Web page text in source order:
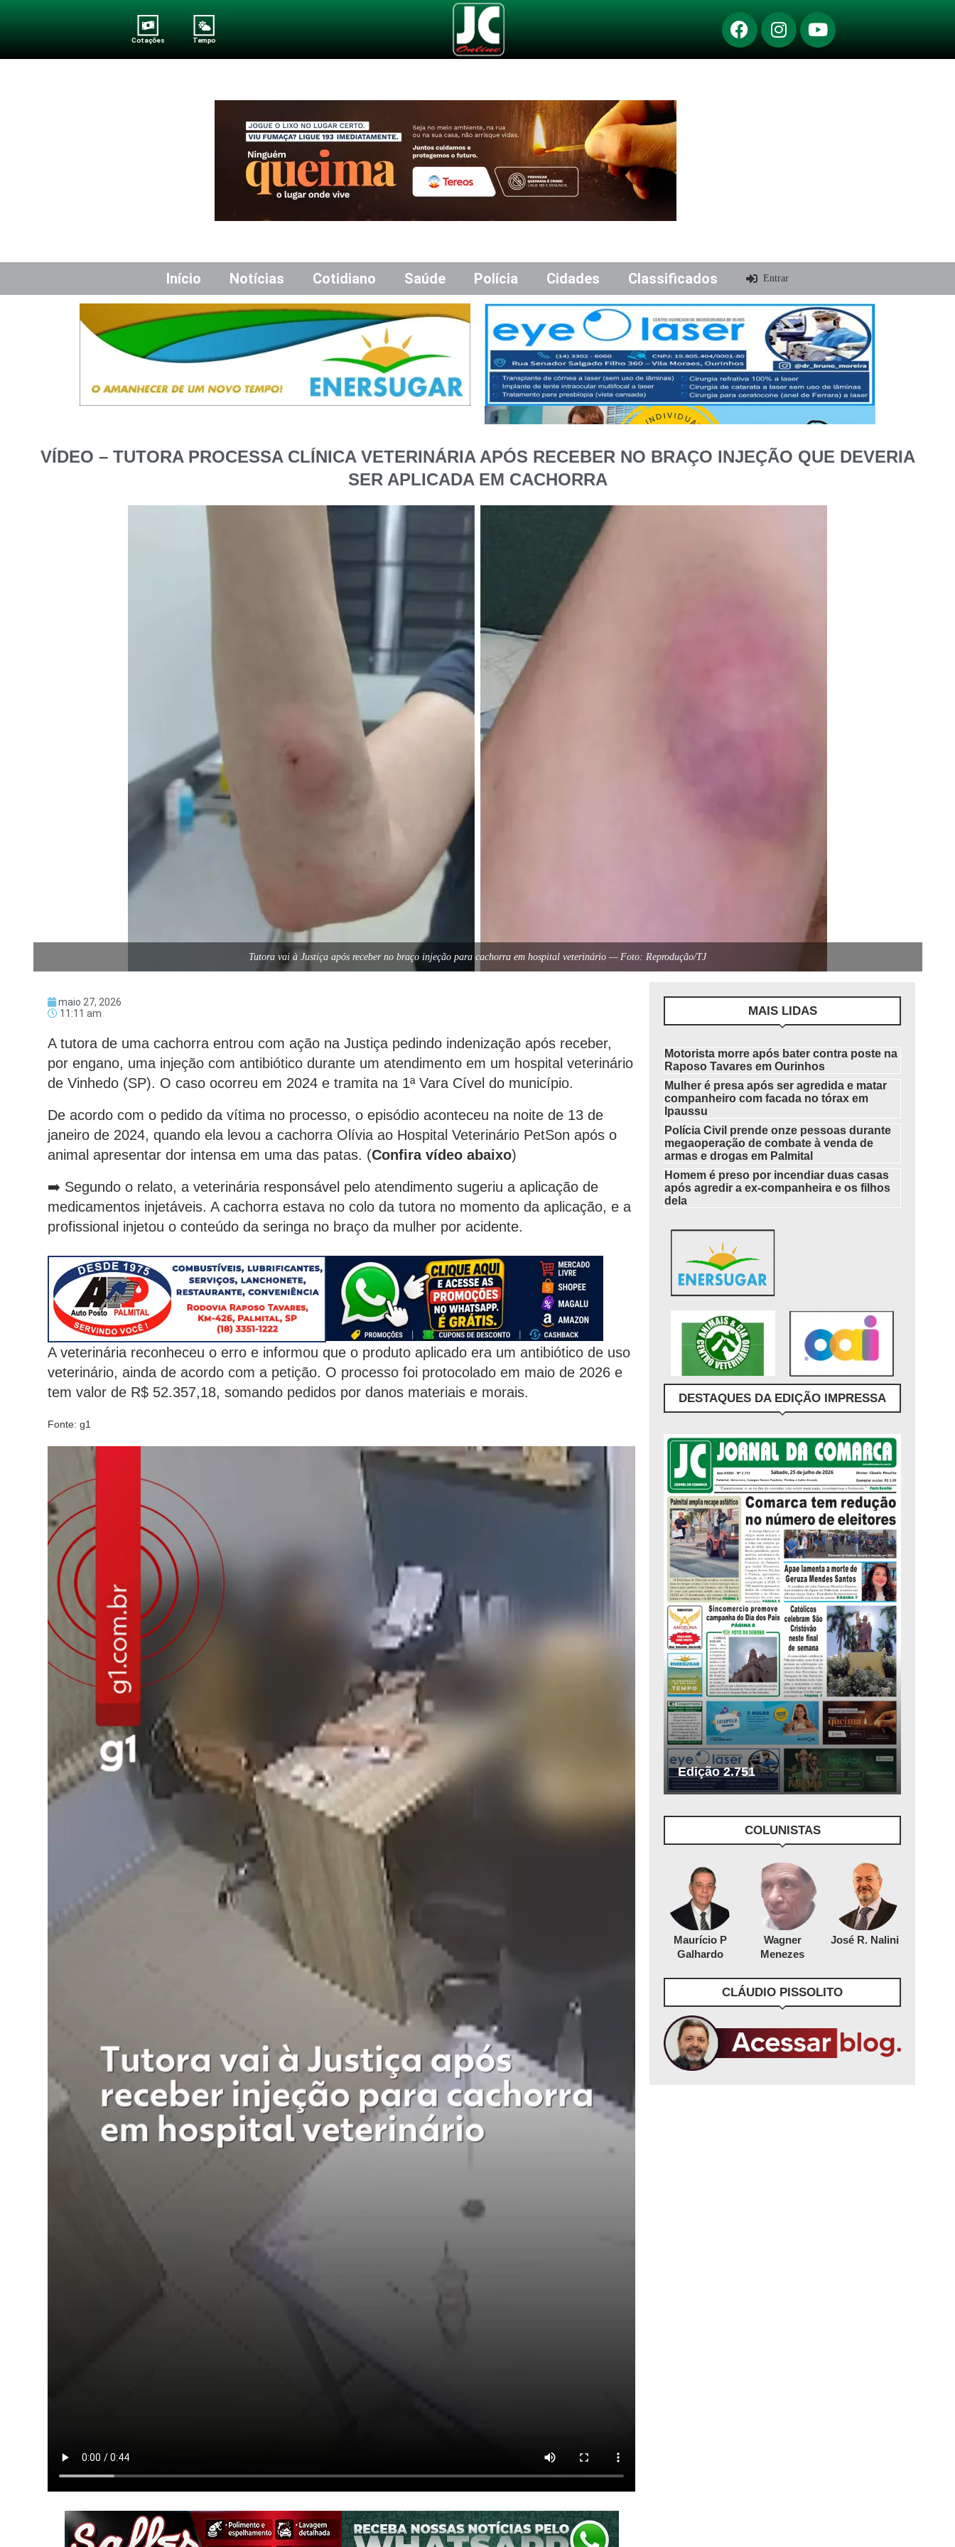
Cotações Tempo
Início Notícias Cotidiano Saúde Polícia Cidades Classificados Entrar
VÍDEO – TUTORA PROCESSA CLÍNICA VETERINÁRIA APÓS RECEBER NO BRAÇO INJEÇÃO QUE DEVERIA
SER APLICADA EM CACHORRA
Tutora vai à Justiça após receber no braço injeção para cachorra em hospital veterinário — Foto: Reprodução/TJ
maio 27, 2026
11:11 am
A tutora de uma cachorra entrou com ação na Justiça pedindo indenização após receber,
por engano, uma injeção com antibiótico durante um atendimento em um hospital veterinário
de Vinhedo (SP). O caso ocorreu em 2024 e tramita na 1ª Vara Cível do município.
De acordo com o pedido da vítima no processo, o episódio aconteceu na noite de 13 de
janeiro de 2024, quando ela levou a cachorra Olívia ao Hospital Veterinário PetSon após o
animal apresentar dor intensa em uma das patas. (Confira vídeo abaixo)
➡️ Segundo o relato, a veterinária responsável pelo atendimento sugeriu a aplicação de
medicamentos injetáveis. A cachorra estava no colo da tutora no momento da aplicação, e a
profissional injetou o conteúdo da seringa no braço da mulher por acidente.
A veterinária reconheceu o erro e informou que o produto aplicado era um antibiótico de uso
veterinário, ainda de acordo com a petição. O processo foi protocolado em maio de 2026 e
tem valor de R$ 52.357,18, somando pedidos por danos materiais e morais.
Fonte: g1
MAIS LIDAS
Motorista morre após bater contra poste na
Raposo Tavares em Ourinhos
Mulher é presa após ser agredida e matar
companheiro com facada no tórax em
Ipaussu
Polícia Civil prende onze pessoas durante
megaoperação de combate à venda de
armas e drogas em Palmital
Homem é preso por incendiar duas casas
após agredir a ex-companheira e os filhos
dela
DESTAQUES DA EDIÇÃO IMPRESSA
Edição 2.751
COLUNISTAS
Maurício P
Galhardo
Wagner
Menezes
José R. Nalini
CLÁUDIO PISSOLITO